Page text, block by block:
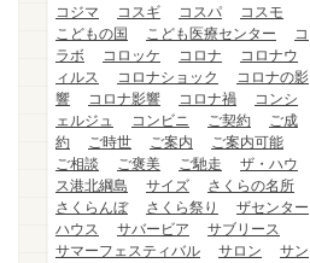
コジマ
コスギ コスパ
コスモ
こどもの国
こども医療センター
コ
ラボ
コロッケ コロナ
コロナウ
ィルス
コロナショック
コロナの影
響
コロナ影響 コロナ禍
コンシ
ェルジュ
コンビニ ご契約
ご成
約
ご時世 ご案内
ご案内可能
ご相談
ご褒美 ご馳走
ザ・ハウ
ス港北綱島
サイズ
さくらの名所
さくらんぼ
さくら祭り
ザセンター
ハウス
サバービア
サブリース
サマーフェスティバル
サロン
サン